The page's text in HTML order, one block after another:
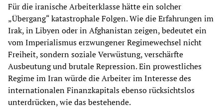
Für die iranische Arbeiterklasse hätte ein solcher
„Übergang“ katastrophale Folgen. Wie die Erfahrungen im
Irak, in Libyen oder in Afghanistan zeigen, bedeutet ein
vom Imperialismus erzwungener Regimewechsel nicht
Freiheit, sondern soziale Verwüstung, verschärfte
Ausbeutung und brutale Repression. Ein prowestliches
Regime im Iran würde die Arbeiter im Interesse des
internationalen Finanzkapitals ebenso rücksichtslos
unterdrücken, wie das bestehende.